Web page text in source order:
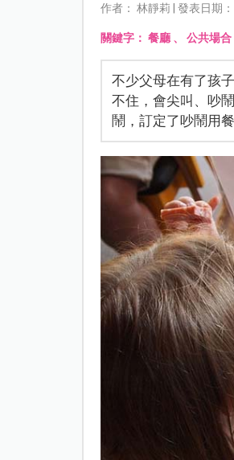
作者： 林靜莉 | 發表日期
關鍵字： 餐廳、 公共場合
不少父母在有了孩
不住，會尖叫、吵
鬧，訂定了吵鬧用